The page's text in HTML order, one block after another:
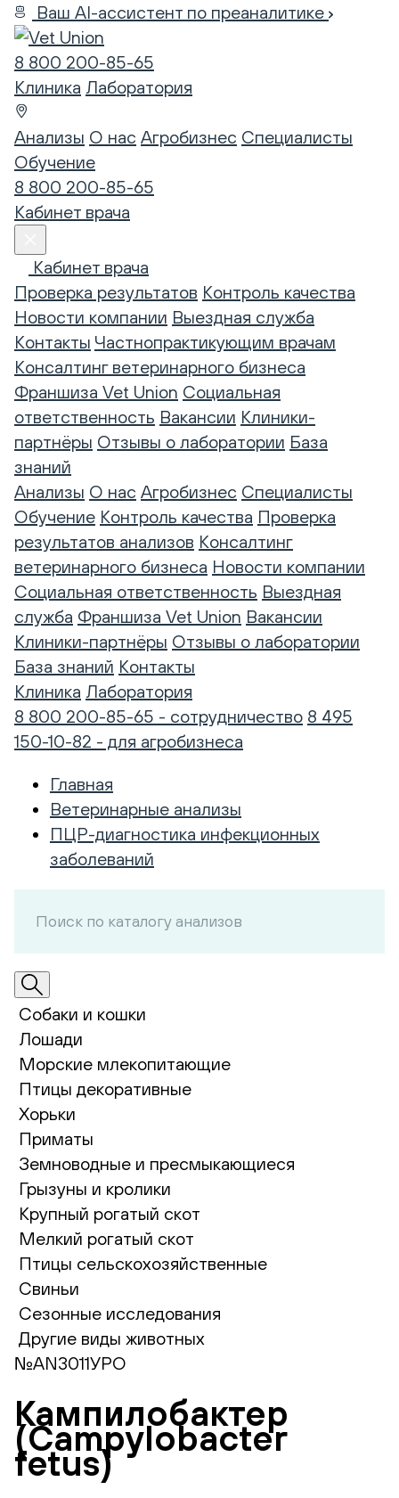
Ваш AI-ассистент по преаналитике
8 800 200-85-65
Клиника Лаборатория
Анализы О нас Агробизнес Специалисты
Обучение
8 800 200-85-65
Кабинет врача
Кабинет врача
Проверка результатов Контроль качества
Новости компании Выездная служба
Контакты Частнопрактикующим врачам
Консалтинг ветеринарного бизнеса
Франшиза Vet Union Социальная
ответственность Вакансии Клиники-
партнёры Отзывы о лаборатории База
знаний
Анализы О нас Агробизнес Специалисты
Обучение Контроль качества Проверка
результатов анализов Консалтинг
ветеринарного бизнеса Новости компании
Социальная ответственность Выездная
служба Франшиза Vet Union Вакансии
Клиники-партнёры Отзывы о лаборатории
База знаний Контакты
Клиника Лаборатория
8 800 200-85-65 - сотрудничество 8 495
150-10-82 - для агробизнеса
Главная
Ветеринарные анализы
ПЦР-диагностика инфекционных
заболеваний
Собаки и кошки
Лошади
Морские млекопитающие
Птицы декоративные
Хорьки
Приматы
Земноводные и пресмыкающиеся
Грызуны и кролики
Крупный рогатый скот
Мелкий рогатый скот
Птицы сельскохозяйственные
Свиньи
Сезонные исследования
Другие виды животных
№AN3011УРО
Кампилобактер
(Campylobacter
fetus)